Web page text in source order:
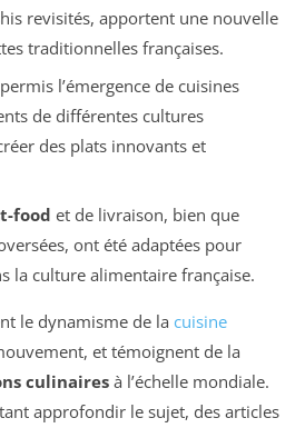
revisités, apportent une nouvelle
traditionnelles françaises.
l’émergence de cuisines
de différentes cultures
des plats innovants et
food et de livraison, bien que
ont été adaptées pour
la culture alimentaire française.
le dynamisme de la cuisine
et témoignent de la
culinaires à l’échelle mondiale.
approfondir le sujet, des articles